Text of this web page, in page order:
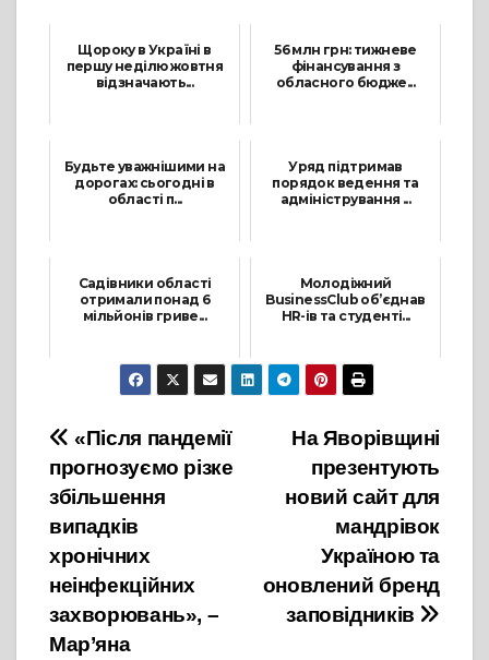
Щороку в Україні в
першу неділю жовтня
відзначають...
56 млн грн: тижневе
фінансування з
обласного бюдже...
Будьте уважнішими на
дорогах: сьогодні в
області п...
Уряд підтримав
порядок ведення та
адміністрування ...
Садівники області
отримали понад 6
мільйонів гриве...
21 Грудня, 2021
Молодіжний
BusinessClub об’єднав
HR-ів та студенті...
23 Грудня, 2021
Навігація
записів
На Яворівщині
презентують
новий сайт для
мандрівок
Україною та
оновлений бренд
заповідників
«Після пандемії
прогнозуємо різке
збільшення
випадків
хронічних
неінфекційних
захворювань», –
Мар’яна